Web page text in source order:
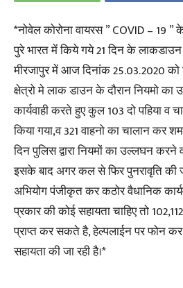
*नोवेल कोरोना वायरस ” COVID – 19
पुरे भारत में किये गये 21 दिन के
मीरजापुर में आज दिनांक 25.03.2020
क्षेत्रो मे लाक डाउन के दौरान नियमो
कार्यवाही करते हुए कुल 103 दो पहिया व
किया गया,व 321 वाहनो का चालान कर
दिन पुलिस द्वारा नियमों का उल्लघन
इसके बाद अगर कल से फिर पुनरावृति की
अभियोग पंजीकृत कर कठोर वैधानिक
प्रकार की कोई सहायता चाहिए तो
प्राप्त कर सकते है, हेल्पलाईन पर फोन कर
सहायता की जा रही है।*